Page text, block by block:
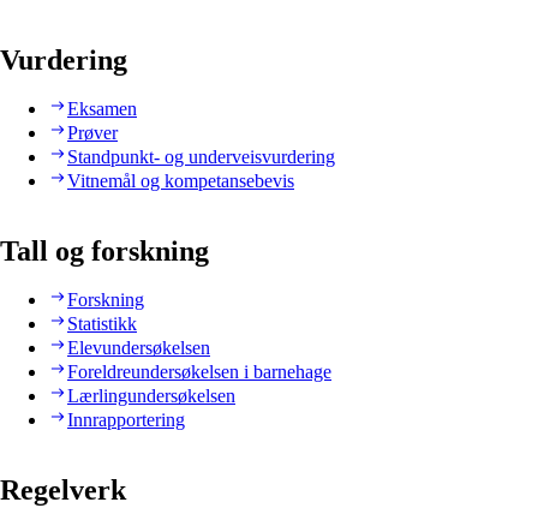
Vurdering
Eksamen
Prøver
Standpunkt- og underveisvurdering
Vitnemål og kompetansebevis
Tall og forskning
Forskning
Statistikk
Elevundersøkelsen
Foreldreundersøkelsen i barnehage
Lærlingundersøkelsen
Innrapportering
Regelverk